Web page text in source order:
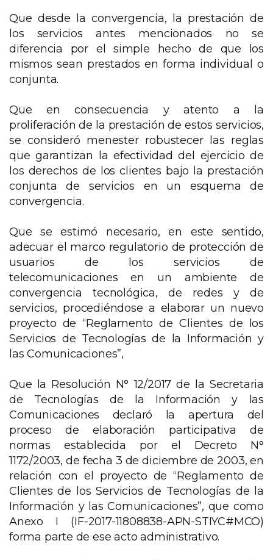
Que desde la convergencia, la prestación de
los servicios antes mencionados no se
diferencia por el simple hecho de que los
mismos sean prestados en forma individual o
conjunta.
Que en consecuencia y atento a la
proliferación de la prestación de estos servicios,
se consideró menester robustecer las reglas
que garantizan la efectividad del ejercicio de
los derechos de los clientes bajo la prestación
conjunta de servicios en un esquema de
convergencia.
Que se estimó necesario, en este sentido,
adecuar el marco regulatorio de protección de
usuarios de los servicios de
telecomunicaciones en un ambiente de
convergencia tecnológica, de redes y de
servicios, procediéndose a elaborar un nuevo
proyecto de “Reglamento de Clientes de los
Servicios de Tecnologías de la Información y
las Comunicaciones”,
Que la Resolución N° 12/2017 de la Secretaria
de Tecnologías de la Información y las
Comunicaciones declaró la apertura del
proceso de elaboración participativa de
normas establecida por el Decreto N°
1172/2003, de fecha 3 de diciembre de 2003, en
relación con el proyecto de “Reglamento de
Clientes de los Servicios de Tecnologías de la
Información y las Comunicaciones”, que como
Anexo I (IF-2017-11808838-APN-STIYC#MCO)
forma parte de ese acto administrativo.